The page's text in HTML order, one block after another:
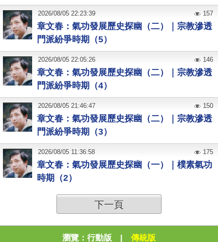
章文春：氣功發展歷史探幽（二）｜宗教滲透
門派紛爭時期（5）
2026/08/05 22:23:39 157
章文春：氣功發展歷史探幽（二）｜宗教滲透
門派紛爭時期（4）
2026/08/05 22:05:26 146
章文春：氣功發展歷史探幽（二）｜宗教滲透
門派紛爭時期（3）
2026/08/05 21:46:47 150
章文春：氣功發展歷史探幽（一）｜樸素氣功
時期（2）
2026/08/05 11:36:58 175
下一頁
瀏覽： 行動版 | 傳統版